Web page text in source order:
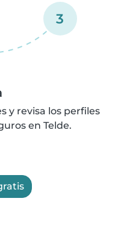
3
y revisa los perfiles
en Telde.